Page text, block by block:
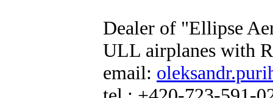
Dealer of "Ellipse
ULL airplanes with
email: